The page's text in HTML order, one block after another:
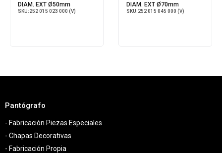
DIAM. EXT Ø50mm
SKU:252 015 023 000 (V)
DIAM. EXT Ø70mm
SKU:252 015 045 000 (V)
Pantógrafo
- Fabricación Piezas Especiales
- Chapas Decorativas
- Fabricación Propia